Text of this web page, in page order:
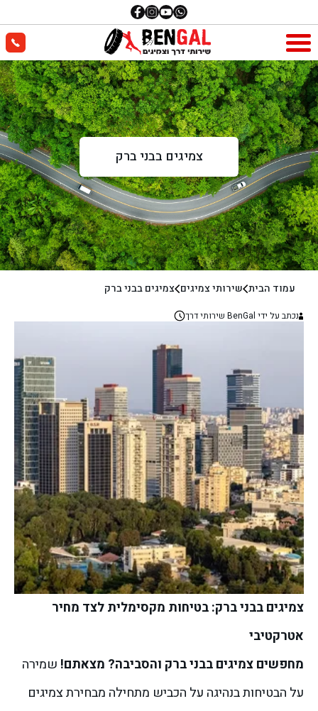
צמיגים בבני ברק
עמוד הבית שירותי צמיגים צמיגים בבני ברק
נכתב על ידי BenGal שירותי דרך
צמיגים בבני ברק: בטיחות מקסימלית לצד מחיר
אטרקטיבי
מחפשים צמיגים בבני ברק והסביבה? מצאתם! שמירה
על הבטיחות בנהיגה על הכביש מתחילה מבחירת צמיגים